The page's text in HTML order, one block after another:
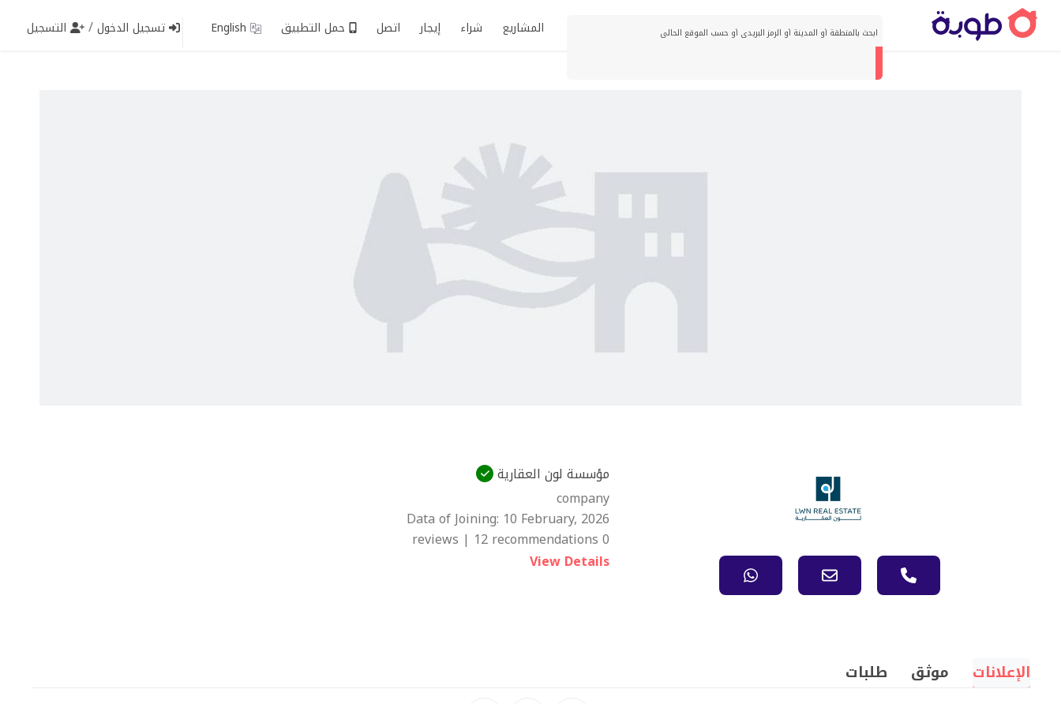
المشاريع شراء إيجار اتصل حمل التطبيق تسجيل الدخول/ التسجيل
مؤسسة لون العقارية
company
Data of Joining: 10 February, 2026
0 reviews | 12 recommendations
View Details
الإعلانات موثق طلبات